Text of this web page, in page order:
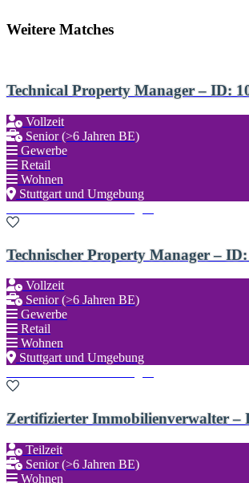
Weitere Matches
Technical Property Manager – ID:
Vollzeit
Senior (>6 Jahren BE)
Gewerbe
Retail
Wohnen
Stuttgart und Umgebung
Technischer Property Manager –
Vollzeit
Senior (>6 Jahren BE)
Gewerbe
Retail
Wohnen
Stuttgart und Umgebung
Zertifizierter Immobilienverwalter –
Teilzeit
Senior (>6 Jahren BE)
Wohnen